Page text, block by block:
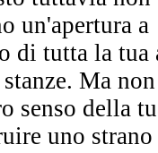
un'apertura a
di tutta la tua
Ma
senso della
uno strano